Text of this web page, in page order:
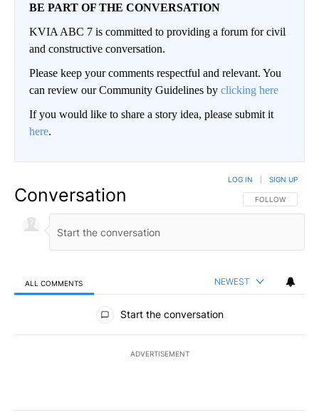
BE PART OF THE CONVERSATION
KVIA ABC 7 is committed to providing a forum for civil
and constructive conversation.
Please keep your comments respectful and relevant. You
can review our Community Guidelines by clicking here
If you would like to share a story idea, please submit it
here.
Conversation FOLLOW THIS
FOLLOW
LOG IN SIGN UP
ALL COMMENTS NEWEST
All Comments
Start the conversation
ADVERTISEMENT